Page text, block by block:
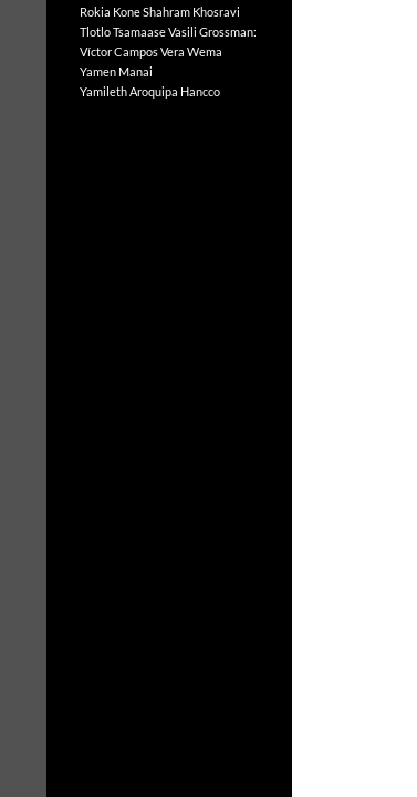
Rokia KoneShahram Khosravi
Tlotlo TsamaaseVasili Grossman:
Víctor Campos Vera Wema
Yamen Manai
Yamileth Aroquipa Hancco